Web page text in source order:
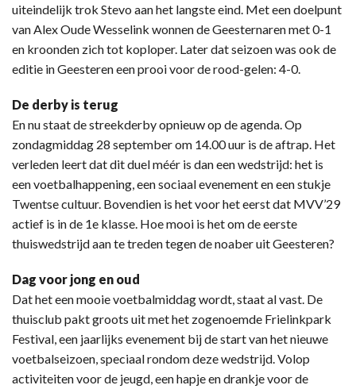
uiteindelijk trok Stevo aan het langste eind. Met een doelpunt
van Alex Oude Wesselink wonnen de Geesternaren met 0-1
en kroonden zich tot koploper. Later dat seizoen was ook de
editie in Geesteren een prooi voor de rood-gelen: 4-0.
De derby is terug
En nu staat de streekderby opnieuw op de agenda. Op
zondagmiddag 28 september om 14.00 uur is de aftrap. Het
verleden leert dat dit duel méér is dan een wedstrijd: het is
een voetbalhappening, een sociaal evenement en een stukje
Twentse cultuur. Bovendien is het voor het eerst dat MVV’29
actief is in de 1e klasse. Hoe mooi is het om de eerste
thuiswedstrijd aan te treden tegen de noaber uit Geesteren?
Dag voor jong en oud
Dat het een mooie voetbalmiddag wordt, staat al vast. De
thuisclub pakt groots uit met het zogenoemde Frielinkpark
Festival, een jaarlijks evenement bij de start van het nieuwe
voetbalseizoen, speciaal rondom deze wedstrijd. Volop
activiteiten voor de jeugd, een hapje en drankje voor de